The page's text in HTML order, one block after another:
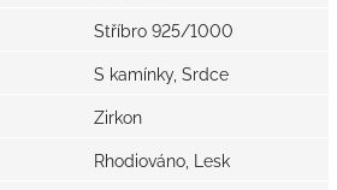
Stříbro 925/1000
S kamínky, Srdce
Zirkon
Rhodiováno, Lesk